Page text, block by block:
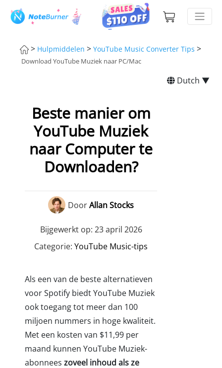
> Hulpmiddelen > YouTube Music Converter Tips >
Download YouTube Muziek naar PC/Mac
Dutch ▼
Beste manier om
YouTube Muziek
naar Computer te
Downloaden?
DoorAllan Stocks
Bijgewerkt op: 23 april 2026
Categorie: YouTube Music-tips
Als een van de beste alternatieven
voor Spotify biedt YouTube Muziek
ook toegang tot meer dan 100
miljoen nummers in hoge kwaliteit.
Met een kosten van $11,99 per
maand kunnen YouTube Muziek-
abonnees zoveel inhoud als ze